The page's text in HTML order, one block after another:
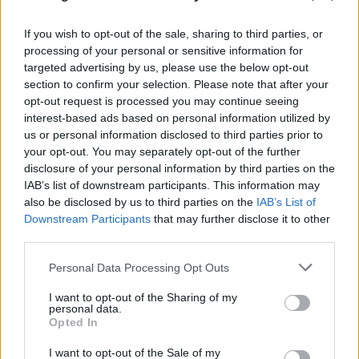
If you wish to opt-out of the sale, sharing to third parties, or
processing of your personal or sensitive information for
targeted advertising by us, please use the below opt-out
section to confirm your selection. Please note that after your
opt-out request is processed you may continue seeing
interest-based ads based on personal information utilized by
us or personal information disclosed to third parties prior to
your opt-out. You may separately opt-out of the further
disclosure of your personal information by third parties on the
IAB’s list of downstream participants. This information may
also be disclosed by us to third parties on the IAB’s List of
Downstream Participants that may further disclose it to other
Please note that this website/app uses one or more Google
not limited to your visit or usage behaviour. You may click to
grant or deny consent to Google and its third-party tags to
use your data for below specified purposes in below Google
consent section.
Personal Data Processing Opt Outs
I want to opt-out of the Sharing of my
personal data.
Opted In
I want to opt-out of the Sale of my
Νέα στοιχεία για την επίθεση στον Ερυθρό
στιγμές φρίκης
08.08.2026